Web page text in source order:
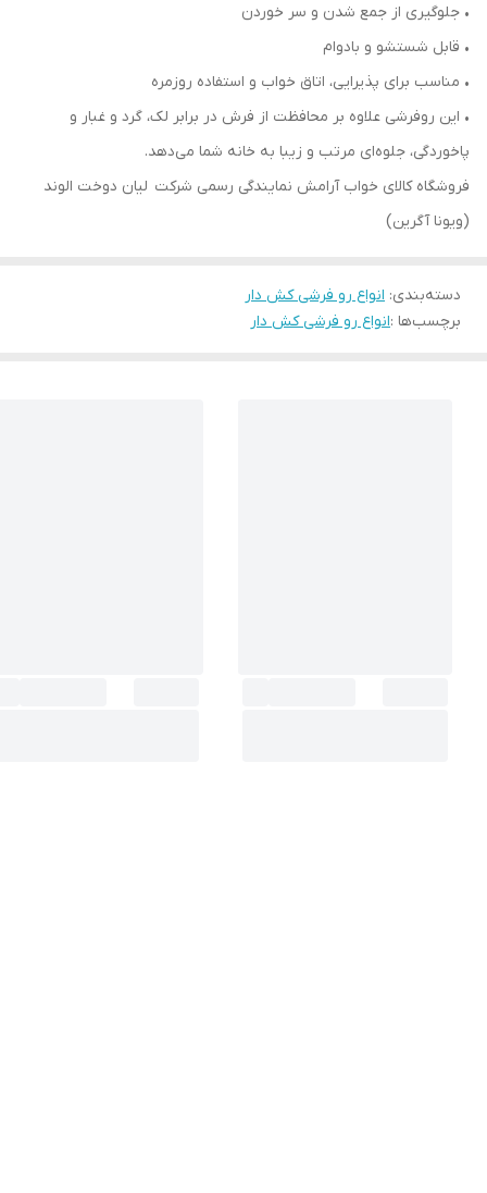
• جلوگیری از جمع شدن و سر خوردن
• قابل شستشو و بادوام
• مناسب برای پذیرایی، اتاق خواب و استفاده روزمره
• این روفرشی علاوه بر محافظت از فرش در برابر لک، گرد و غبار و
پاخوردگی، جلوه‌ای مرتب و زیبا به خانه شما می‌دهد.
فروشگاه کالای خواب آرامش نمایندگی رسمی شرکت لیان دوخت الوند
(ویونا آگرین)
دسته‌بندی: انواع رو فرشی کش دار
برچسب‌ها :انواع رو فرشی کش دار